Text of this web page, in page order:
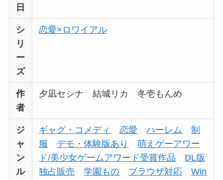
日
シ
リ
ー
ズ
恋愛×ロワイアル
作
者
夕凪セシナ 結城リカ 冬壱もんめ
ジ
ャ
ン
ル
ギャグ・コメディ 恋愛 ハーレム
制
服
デモ・体験版あり
萌えゲーアワー
ド/美少女ゲームアワード受賞作品
DL版
独占販売
学園もの ブラウザ対応
Win